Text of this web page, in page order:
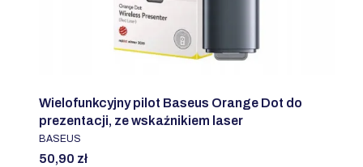
Wielofunkcyjny pilot Baseus Orange Dot do
prezentacji, ze wskaźnikiem laser
PRODUCENT
BASEUS
Cena
50,90 zł